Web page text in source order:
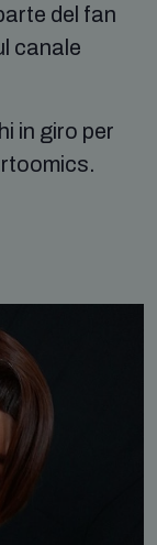
del fan
canale
in giro per